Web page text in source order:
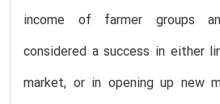
income of farmer groups
considered a success in either
market, or in opening up new